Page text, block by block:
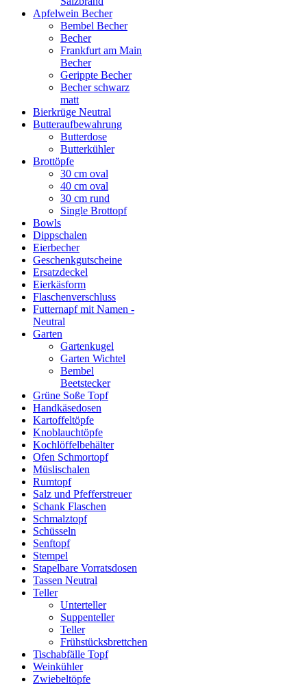
Apfelwein Becher
Bembel Becher
Becher
Frankfurt am Main
Becher
Gerippte Becher
Becher schwarz
matt
Bierkrüge Neutral
Butteraufbewahrung
Butterdose
Butterkühler
Brottöpfe
30 cm oval
40 cm oval
30 cm rund
Single Brottopf
Bowls
Dippschalen
Eierbecher
Geschenkgutscheine
Ersatzdeckel
Eierkäsform
Flaschenverschluss
Futternapf mit Namen -
Neutral
Garten
Gartenkugel
Garten Wichtel
Bembel
Beetstecker
Grüne Soße Topf
Handkäsedosen
Kartoffeltöpfe
Knoblauchtöpfe
Kochlöffelbehälter
Ofen Schmortopf
Müslischalen
Rumtopf
Salz und Pfefferstreuer
Schank Flaschen
Schmalztopf
Schüsseln
Senftopf
Stempel
Stapelbare Vorratsdosen
Tassen Neutral
Teller
Unterteller
Suppenteller
Teller
Frühstücksbrettchen
Tischabfälle Topf
Weinkühler
Zwiebeltöpfe